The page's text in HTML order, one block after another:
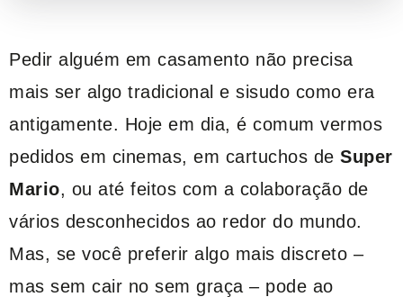
Pedir alguém em casamento não precisa
mais ser algo tradicional e sisudo como era
antigamente. Hoje em dia, é comum vermos
pedidos em cinemas, em cartuchos de Super
Mario, ou até feitos com a colaboração de
vários desconhecidos ao redor do mundo.
Mas, se você preferir algo mais discreto –
mas sem cair no sem graça – pode ao